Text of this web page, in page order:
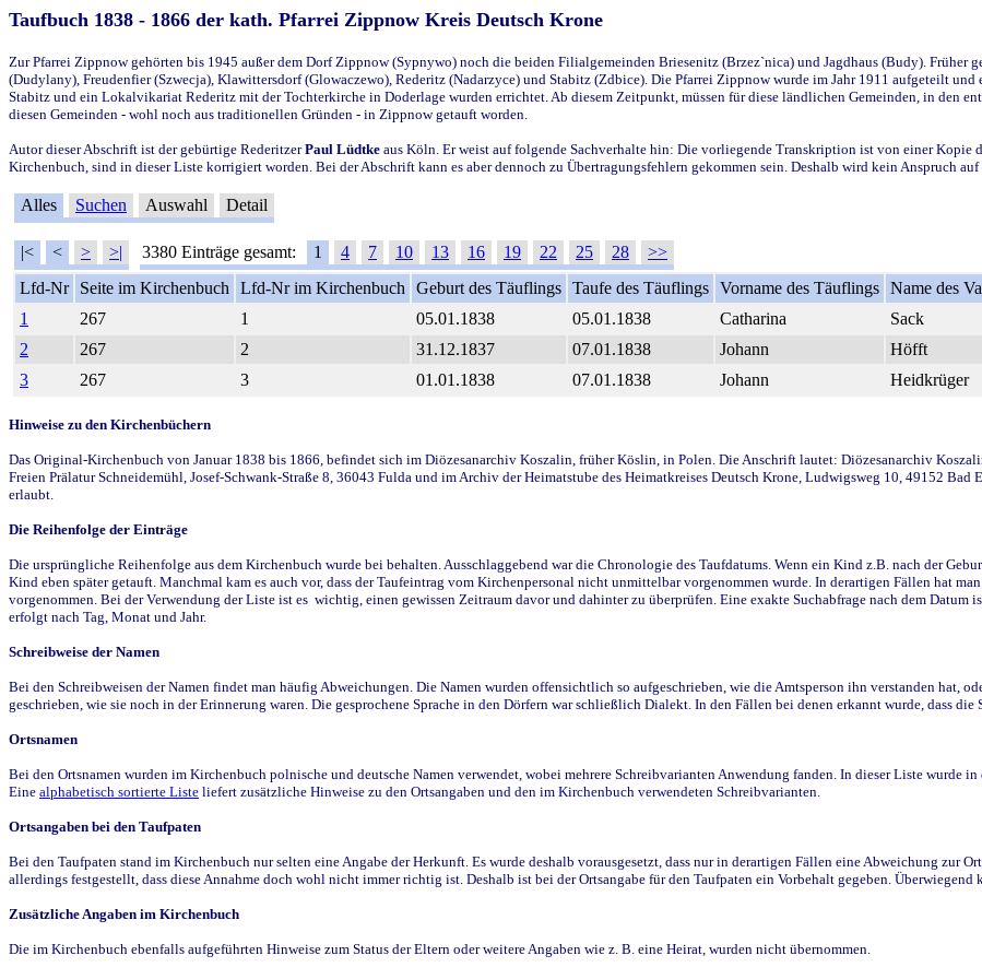
Taufbuch 1838 - 1866 der kath. Pfarrei Zippnow Kreis Deutsch Krone
Zur Pfarrei Zippnow gehörten bis 1945 außer dem Dorf Zippnow (Sypnywo) noch die beiden Filialgemeinden Briesenitz (Brzez`nica) und Jagdhaus (Budy). Früher
(Dudylany), Freudenfier (Szwecja), Klawittersdorf (Glowaczewo), Rederitz (Nadarzyce) und Stabitz (Zdbice). Die Pfarrei Zippnow wurde im Jahr 1911 aufgeteilt
Stabitz und ein Lokalvikariat Rederitz mit der Tochterkirche in Doderlage wurden errichtet. Ab diesem Zeitpunkt, müssen für diese ländlichen Gemeinden, in den
diesen Gemeinden - wohl noch aus traditionellen Gründen - in Zippnow getauft worden.
Autor dieser Abschrift ist der gebürtige RederitzerPaul Lüdtke aus Köln. Er weist auf folgende Sachverhalte hin: Die vorliegende Transkription ist von einer
Kirchenbuch, sind in dieser Liste korrigiert worden. Bei der Abschrift kann es aber dennoch zu Übertragungsfehlern gekommen sein. Deshalb wird kein Anspruch auf
Alles Suchen Auswahl Detail
|< < > >| 3380 Einträge gesamt: 1 4 7 10 13 16 19 22 25 28
>>
Lfd-Nr
Seite im Kirchenbuch Lfd-Nr im Kirchenbuch Geburt des Täuflings Taufe des Täuflings Vorname des Täuflings Name des
1
267 1 05.01.1838 05.01.1838 Catharina Sack
2
267 2 31.12.1837 07.01.1838 Johann Höfft
3
267 3 01.01.1838 07.01.1838 Johann Heidkrüger
Hinweise zu den Kirchenbüchern
Das Original-Kirchenbuch von Januar 1838 bis 1866, befindet sich im Diözesanarchiv Koszalin, früher Köslin, in Polen. Die Anschrift lautet: Diözesanarchiv
Freien Prälatur Schneidemühl, Josef-Schwank-Straße 8, 36043 Fulda und im Archiv der Heimatstube des Heimatkreises Deutsch Krone, Ludwigsweg 10, 49152
erlaubt.
Die Reihenfolge der Einträge
Die ursprüngliche Reihenfolge aus dem Kirchenbuch wurde bei behalten. Ausschlaggebend war die Chronologie des Taufdatums. Wenn ein Kind z.B. nach der
Kind eben später getauft. Manchmal kam es auch vor, dass der Taufeintrag vom Kirchenpersonal nicht unmittelbar vorgenommen wurde. In derartigen Fällen hat
vorgenommen. Bei der Verwendung der Liste ist es wichtig, einen gewissen Zeitraum davor und dahinter zu überprüfen. Eine exakte Suchabfrage nach dem Datum
erfolgt nach Tag, Monat und Jahr.
Schreibweise der Namen
Bei den Schreibweisen der Namen findet man häufig Abweichungen. Die Namen wurden offensichtlich so aufgeschrieben, wie die Amtsperson ihn verstanden hat,
geschrieben, wie sie noch in der Erinnerung waren. Die gesprochene Sprache in den Dörfern war schließlich Dialekt. In den Fällen bei denen erkannt wurde, dass
Ortsnamen
Bei den Ortsnamen wurden im Kirchenbuch polnische und deutsche Namen verwendet, wobei mehrere Schreibvarianten Anwendung fanden. In dieser Liste wurde
Eine alphabetisch sortierte Liste liefert zusätzliche Hinweise zu den Ortsangaben und den im Kirchenbuch verwendeten Schreibvarianten.
Ortsangaben bei den Taufpaten
Bei den Taufpaten stand im Kirchenbuch nur selten eine Angabe der Herkunft. Es wurde deshalb vorausgesetzt, dass nur in derartigen Fällen eine Abweichung zur
allerdings festgestellt, dass diese Annahme doch wohl nicht immer richtig ist. Deshalb ist bei der Ortsangabe für den Taufpaten ein Vorbehalt gegeben. Überwiegend
Zusätzliche Angaben im Kirchenbuch
Die im Kirchenbuch ebenfalls aufgeführten Hinweise zum Status der Eltern oder weitere Angaben wie z. B. eine Heirat, wurden nicht übernommen.